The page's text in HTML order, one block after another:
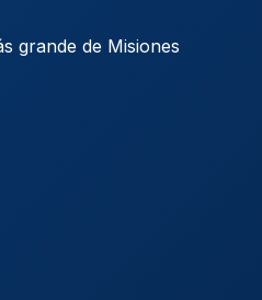
grande de Misiones